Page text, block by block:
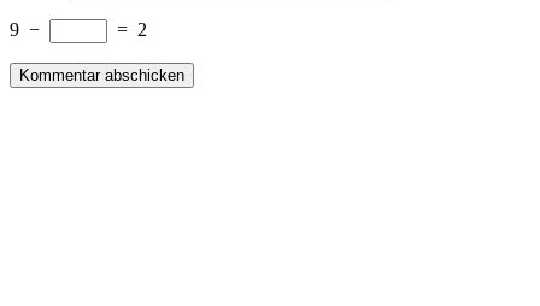
9 − = 2